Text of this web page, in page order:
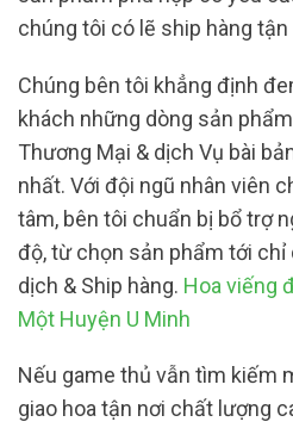
chúng tôi có lẽ ship hàng
Chúng bên tôi khẳng định
khách những dòng sản
Thương Mại & dịch Vụ bài
nhất. Với đội ngũ nhân viên
tâm, bên tôi chuẩn bị bổ trợ
độ, từ chọn sản phẩm tới chỉ
dịch & Ship hàng. Hoa viếng
Một Huyện U Minh
Nếu game thủ vẫn tìm kiếm
giao hoa tận nơi chất lượng